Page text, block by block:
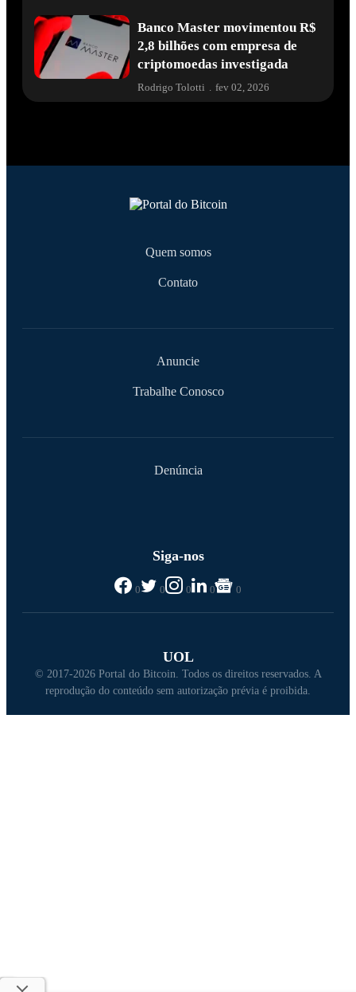
Banco Master movimentou R$
2,8 bilhões com empresa de
criptomoedas investigada
Rodrigo Tolotti fev 02, 2026
Quem somos
Contato
Anuncie
Trabalhe Conosco
Denúncia
Siga-nos
0 0 0 0 0
UOL
© 2017-2026 Portal do Bitcoin. Todos os direitos reservados. A
reprodução do conteúdo sem autorização prévia é proibida.